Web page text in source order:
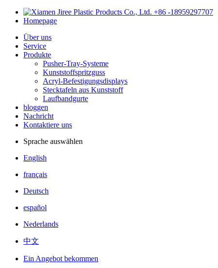
+86 -18959297707
Homepage
Über uns
Service
Produkte
Pusher-Tray-Systeme
Kunststoffspritzguss
Acryl-Befestigungsdisplays
Stecktafeln aus Kunststoff
Laufbandgurte
bloggen
Nachricht
Kontaktiere uns
Sprache auswählen
English
français
Deutsch
español
Nederlands
中文
Ein Angebot bekommen